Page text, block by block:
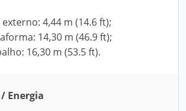
4,44 m (14.6 ft);
14,30 m (46.9 ft);
16,30 m (53.5 ft).
Energia